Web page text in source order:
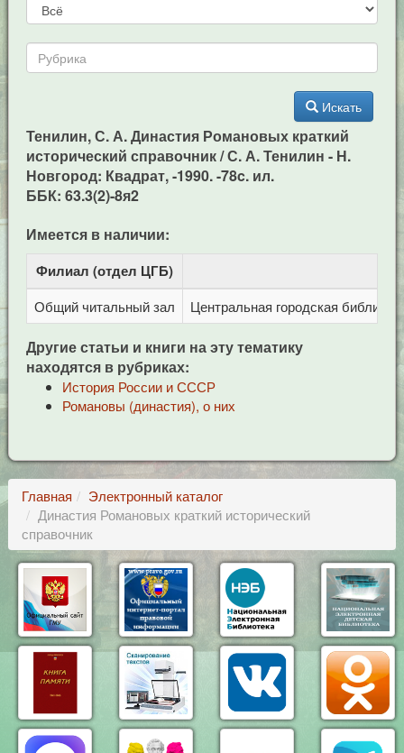
Искать
Тенилин, С. А. Династия Романовых краткий
исторический справочник / С. А. Тенилин - Н.
Новгород: Квадрат, -1990. -78c. ил.
ББК: 63.3(2)-8я2
Имеется в наличии:
Филиал (отдел ЦГБ)
Общий читальный зал Центральная городская
Другие статьи и книги на эту тематику
находятся в рубриках:
История России и СССР
Романовы (династия), о них
Главная
Электронный каталог
Династия Романовых краткий исторический
справочник